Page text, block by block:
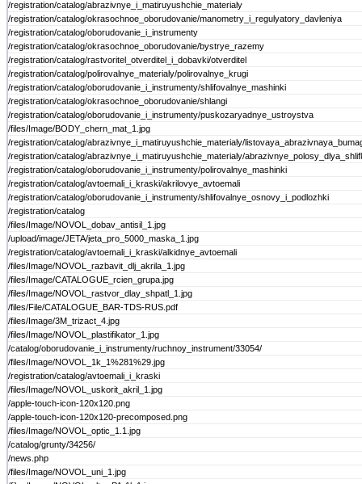
/registration/catalog/abrazivnye_i_matiruyushchie_materialy
/registration/catalog/okrasochnoe_oborudovanie/manometry_i_regulyatory_davleniya
/registration/catalog/oborudovanie_i_instrumenty
/registration/catalog/okrasochnoe_oborudovanie/bystrye_razemy
/registration/catalog/rastvoritel_otverditel_i_dobavki/otverditel
/registration/catalog/polirovalnye_materialy/polirovalnye_krugi
/registration/catalog/oborudovanie_i_instrumenty/shlifovalnye_mashinki
/registration/catalog/okrasochnoe_oborudovanie/shlangi
/registration/catalog/oborudovanie_i_instrumenty/puskozaryadnye_ustroystva
/files/Image/BODY_chern_mat_1.jpg
/registration/catalog/abrazivnye_i_matiruyushchie_materialy/
/registration/catalog/abrazivnye_i_matiruyushchie_materialy/
/registration/catalog/oborudovanie_i_instrumenty/polirovalnye_mashinki
/registration/catalog/avtoemali_i_kraski/akrilovye_avtoemali
/registration/catalog/oborudovanie_i_instrumenty/shlifovalnye_osnovy_i_podlozhki
/registration/catalog
/files/Image/NOVOL_dobav_antisil_1.jpg
/upload/image/JETA/jeta_pro_5000_maska_1.jpg
/registration/catalog/avtoemali_i_kraski/alkidnye_avtoemali
/files/Image/NOVOL_razbavit_dlj_akrila_1.jpg
/files/Image/CATALOGUE_rcien_grupa.jpg
/files/Image/NOVOL_rastvor_dlay_shpatl_1.jpg
/files/File/CATALOGUE_BAR-TDS-RUS.pdf
/files/Image/3M_trizact_4.jpg
/files/Image/NOVOL_plastifikator_1.jpg
/catalog/oborudovanie_i_instrumenty/ruchnoy_instrument/33054/
/files/Image/NOVOL_1k_1%281%29.jpg
/registration/catalog/avtoemali_i_kraski
/files/Image/NOVOL_uskorit_akril_1.jpg
/apple-touch-icon-120x120.png
/apple-touch-icon-120x120-precomposed.png
/files/Image/NOVOL_optic_1.1.jpg
/catalog/grunty/34256/
/news.php
/files/Image/NOVOL_uni_1.jpg